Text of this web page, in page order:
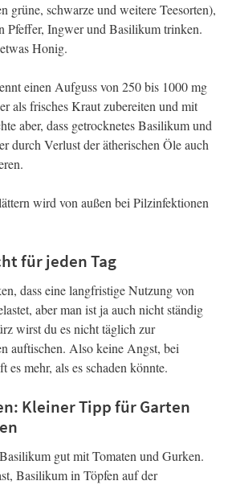
grüne, schwarze und weitere Teesorten),
Pfeffer, Ingwer und Basilikum trinken.
Honig.
einen Aufguss von 250 bis 1000 mg
als frisches Kraut zubereiten und mit
aber, dass getrocknetes Basilikum und
durch Verlust der ätherischen Öle auch
wird von außen bei Pilzinfektionen
für jeden Tag
dass eine langfristige Nutzung von
aber man ist ja auch nicht ständig
wirst du es nicht täglich zur
auftischen. Also keine Angst, bei
es mehr, als es schaden könnte.
Kleiner Tipp für Garten
gut mit Tomaten und Gurken.
Basilikum in Töpfen auf der